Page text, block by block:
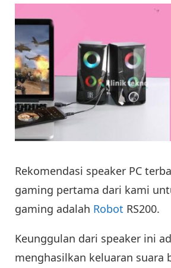
Rekomendasi speaker PC
gaming pertama dari kami
gaming adalah Robot RS200.
Keunggulan dari speaker ini
menghasilkan keluaran suara